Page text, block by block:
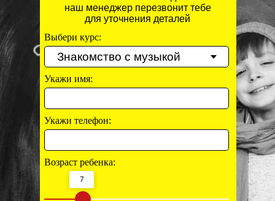
наш менеджер перезвонит тебе
для уточнения деталей
Выбери курс:
Укажи имя:
Укажи телефон:
Возраст ребенка:
7